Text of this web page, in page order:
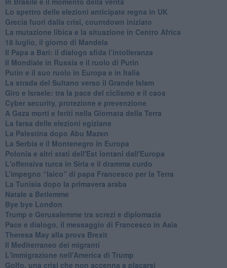
Lo spettro delle elezioni anticipate regna in UK
Grecia fuori dalla crisi, countdown iniziato
La mutazione libica e la situazione in Centro Africa
18 luglio, il giorno di Mandela
Il Papa a Bari: il dialogo sfida l’intolleranza
Il Mondiale in Russia e il ruolo di Putin
Putin e il suo ruolo in Europa e in Italia
La strada del Sultano verso il Grande Islam
Giro e Israele: tra la pace del ciclismo e il caos
Cyber security, protezione e prevenzione
A Gaza morti e feriti nella Giornata della Terra
La farsa delle elezioni egiziane
La Palestina dopo Abu Mazen
La Serbia e il Montenegro in Europa
Polonia e altri stati dell'Est lontani dall'Europa
L'offensiva turca in Siria e il dramma curdo
L’impegno “laico” di papa Francesco per la Terra
La Tunisia dopo la primavera araba
Natale a Betlemme
Bye bye London
Trump e Gerusalemme tra screzi e diplomazia
Pace e dialogo, il messaggio di Francesco in Asia
Theresa May alla prova Brexit
Il Mediterraneo dei migranti
L'immigrazione nell'America di Trump
Golfo, una crisi che non accenna a placarsi